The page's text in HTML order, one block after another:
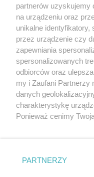
O FIRMIE
REKLAMA
Aktualności
Tcz24
Historia miasta
partnerów uzyskujemy
na urządzeniu oraz
unikalne identyfikatory,
przez urządzenie czy
zapewniania
spersonalizowanych
odbiorców oraz
my i Zaufani Partnerzy
danych
charakterystykę
Ponieważ cenimy
znajdujący się w
PARTNERZY